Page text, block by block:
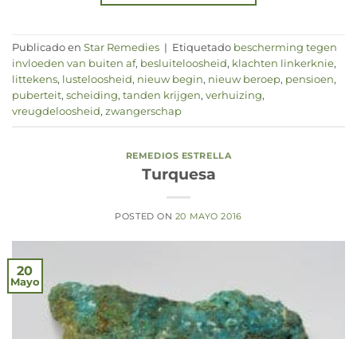
Publicado en Star Remedies | Etiquetado bescherming tegen
invloeden van buiten af, besluiteloosheid, klachten linkerknie,
littekens, lusteloosheid, nieuw begin, nieuw beroep, pensioen,
puberteit, scheiding, tanden krijgen, verhuizing,
vreugdeloosheid, zwangerschap
REMEDIOS ESTRELLA
Turquesa
POSTED ON 20 MAYO 2016
20
Mayo